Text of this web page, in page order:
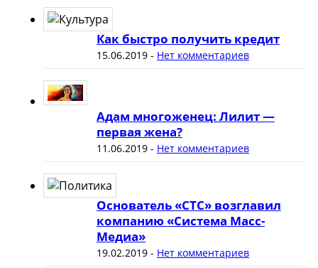
Как быстро получить кредит
15.06.2019- Нет комментариев
Адам многоженец: Лилит —
первая жена?
11.06.2019- Нет комментариев
Основатель «СТС» возглавил
компанию «Система Масс-
Медиа»
19.02.2019- Нет комментариев